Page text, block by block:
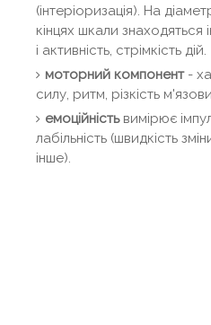
(інтеріоризація). На
кінцях шкали знаходяться
і активність, стрімкість дій.
моторний компонент-
силу, ритм, різкість
емоційністьвимірює
лабільність (швидкість
інше).